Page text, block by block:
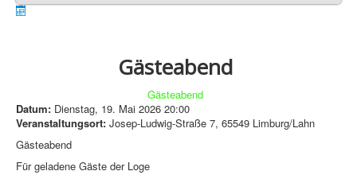
Gästeabend
Gästeabend
Datum: Dienstag, 19. Mai 2026 20:00
Veranstaltungsort: Josep-Ludwig-Straße 7, 65549 Limburg/Lahn
Gästeabend
Für geladene Gäste der Loge